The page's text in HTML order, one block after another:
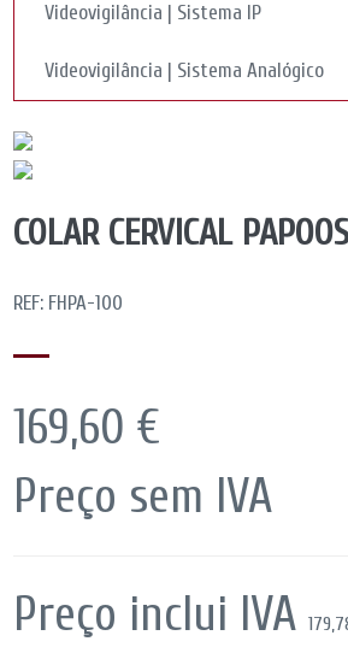
Videovigilância | Sistema IP
Videovigilância | Sistema Analógico
COLAR CERVICAL
REF: FHPA-100
169,60 €
Preço sem IVA
Preço inclui IVA